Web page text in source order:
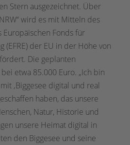
Stern ausgezeichnet. Über
wird es mit Mitteln des
Europäischen Fonds für
(EFRE) der EU in der Höhe von
Die geplanten
etwa 85.000 Euro. „Ich bin
‚Biggesee digital und real
haben, das unsere
Natur, Historie und
unsere Heimat digital in
den Biggesee und seine